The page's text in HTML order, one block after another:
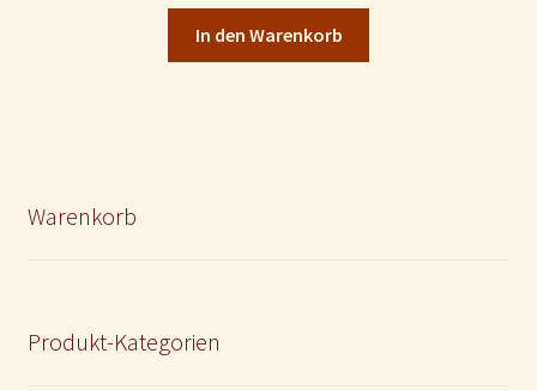
In den Warenkorb
Warenkorb
Produkt-Kategorien